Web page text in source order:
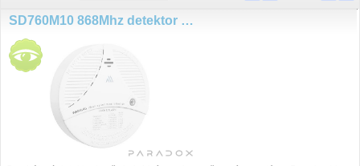
SD760M10 868Mhz detektor kouře